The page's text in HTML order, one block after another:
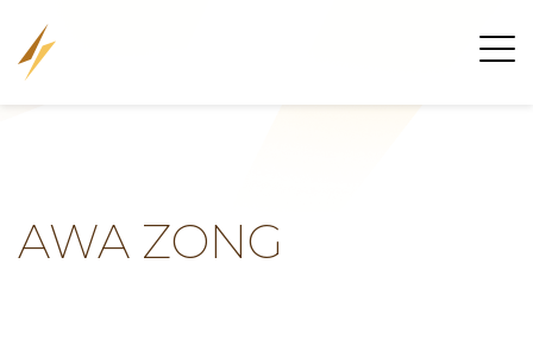
AWA ZONG